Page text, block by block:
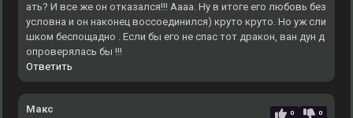
ать? И все же он отказался!!! Аааа. Ну в итоге его любовь без
условна и он наконец воссоединился) круто круто. Но уж сли
шком беспощадно . Если бы его не спас тот дракон, ван дун д
опроверялась бы !!!
Ответить
Макс 0 0